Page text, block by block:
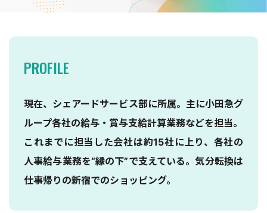
PROFILE
現在、シェアードサービス部に所属。主に小田急グ
ループ各社の給与・賞与支給計算業務などを担当。
これまでに担当した会社は約15社に上り、各社の
人事給与業務を“縁の下”で支えている。気分転換は
仕事帰りの新宿でのショッピング。